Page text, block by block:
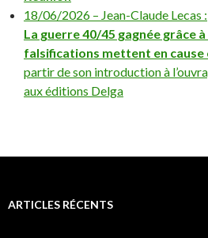
18/06/2026 – Jean-Claude Lecas :
La guerre 40/45 gagnée grâce
falsifications mettent en cause
partir de son introduction à
aux éditions Delga
ARTICLES RÉCENTS